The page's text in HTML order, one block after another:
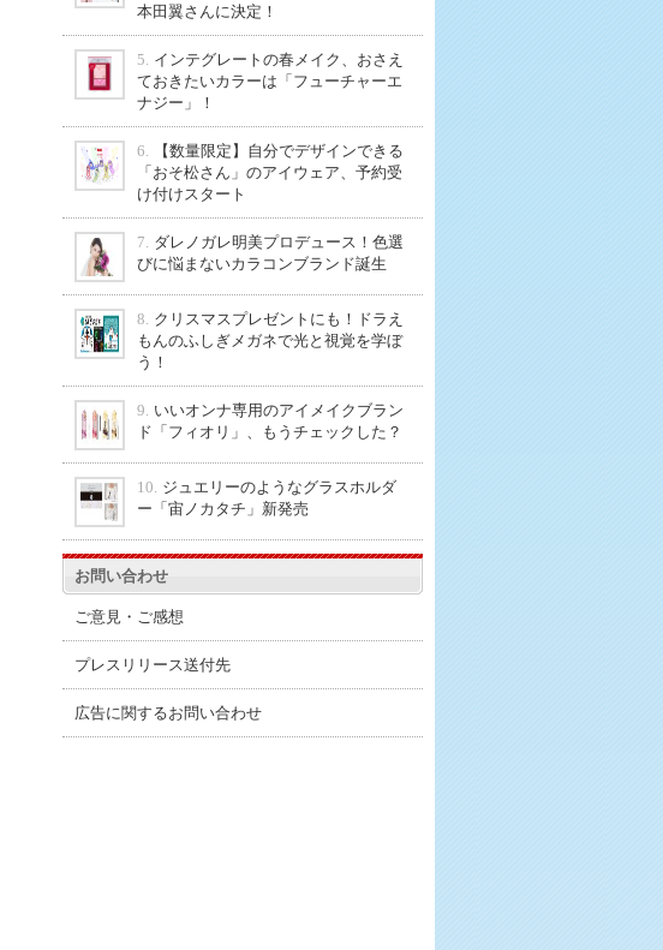
本田翼さんに決定！
5. インテグレートの春メイク、おさえ
ておきたいカラーは「フューチャーエ
ナジー」！
6.
【数量限定】自分でデザインできる
「おそ松さん」のアイウェア、予約受
け付けスタート
7. ダレノガレ明美プロデュース！色選
びに悩まないカラコンブランド誕生
8. クリスマスプレゼントにも！ドラえ
もんのふしぎメガネで光と視覚を学ぼ
う！
9. いいオンナ専用のアイメイクブラン
ド「フィオリ」、もうチェックした？
10. ジュエリーのようなグラスホルダ
ー「宙ノカタチ」新発売
お問い合わせ
ご意見・ご感想
プレスリリース送付先
広告に関するお問い合わせ